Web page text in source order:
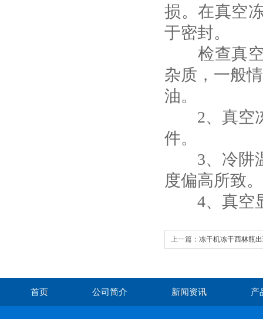
损。在真空
于密封。
检查真空
杂质，一般
油。
2、真空冻
件。
3、冷阱温
度偏高所致。
4、真空显
上一篇： 冻干机冻干西林瓶
首页 公司简介 新闻资讯 产